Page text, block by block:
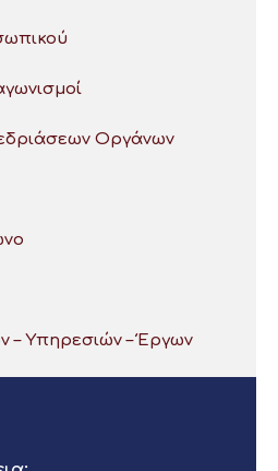
Οργάνων
– Υπηρεσιών – Έργων